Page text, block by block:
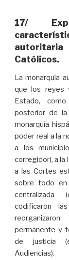
17/
Católicos.
La monarquía
que los reyes
Estado,
posterior de la
monarquía
poder real a la
a los
corregidor), a la
a las Cortes
sobre todo en
centralizada
codificaron
permanente y
de justicia
Audiencias).